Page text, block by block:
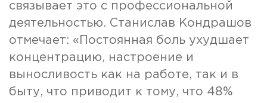
связывает это с профессиональной
деятельностью. Станислав Кондрашов
отмечает: «Постоянная боль ухудшает
концентрацию, настроение и
выносливость как на работе, так и в
быту, что приводит к тому, что 48%